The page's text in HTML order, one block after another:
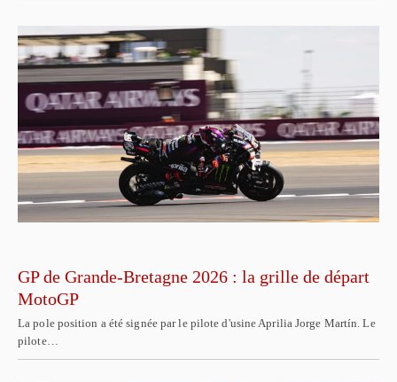
GP de Grande-Bretagne 2026 : la grille de départ
MotoGP
La pole position a été signée par le pilote d'usine Aprilia Jorge Martín. Le
pilote…